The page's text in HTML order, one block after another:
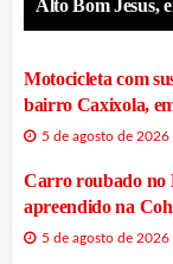
Alto Bom Jesus,
Motocicleta com
bairro Caxixola,
5 de agosto de 2026
Carro roubado no
apreendido na
5 de agosto de 2026